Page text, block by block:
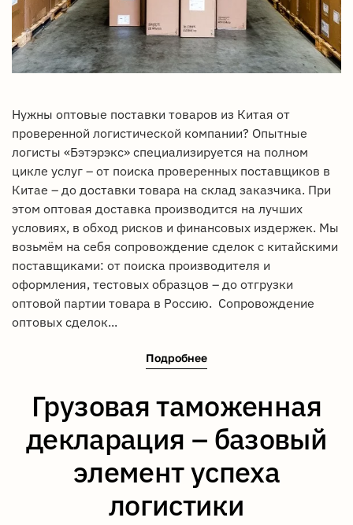
Нужны оптовые поставки товаров из Китая от
проверенной логистической компании? Опытные
логисты «Бэтэрэкс» специализируется на полном
цикле услуг – от поиска проверенных поставщиков в
Китае – до доставки товара на склад заказчика. При
этом оптовая доставка производится на лучших
условиях, в обход рисков и финансовых издержек. Мы
возьмём на себя сопровождение сделок с китайскими
поставщиками: от поиска производителя и
оформления, тестовых образцов – до отгрузки
оптовой партии товара в Россию. Сопровождение
оптовых сделок...
Подробнее
Грузовая таможенная
декларация – базовый
элемент успеха
логистики